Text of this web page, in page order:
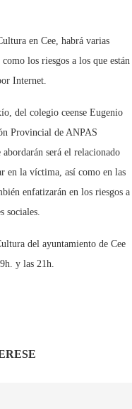
en Cee, habrá varias
los riesgos a los que están
Internet.
del colegio ceense Eugenio
Provincial de ANPAS
será el relacionado
en la víctima, así como en las
enfatizarán en los riesgos a
sociales.
del ayuntamiento de Cee
y las 21h.